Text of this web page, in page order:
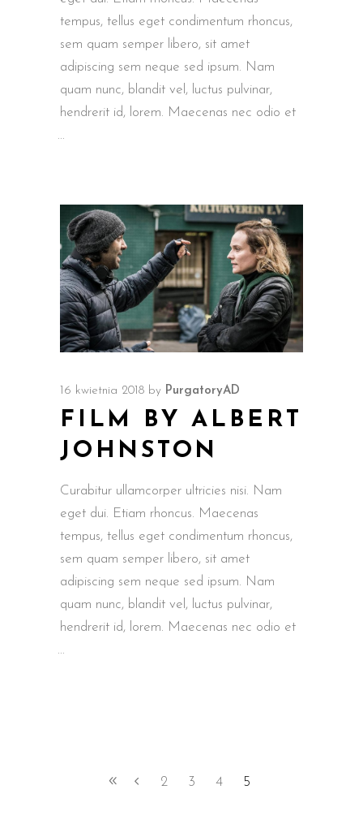
tempus, tellus eget condimentum rhoncus,
sem quam semper libero, sit amet
adipiscing sem neque sed ipsum. Nam
quam nunc, blandit vel, luctus pulvinar,
hendrerit id, lorem. Maecenas nec odio et
16 kwietnia 2018 by PurgatoryAD
FILM BY ALBERT
JOHNSTON
Curabitur ullamcorper ultricies nisi. Nam
eget dui. Etiam rhoncus. Maecenas
tempus, tellus eget condimentum rhoncus,
sem quam semper libero, sit amet
adipiscing sem neque sed ipsum. Nam
quam nunc, blandit vel, luctus pulvinar,
hendrerit id, lorem. Maecenas nec odio et
2 3 4 5